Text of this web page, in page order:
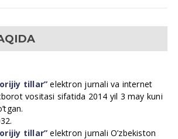
tillar” elektron jurnali va internet
vositasi sifatida 2014 yil 3 may kuni
tillar” elektron jurnali O’zbekiston